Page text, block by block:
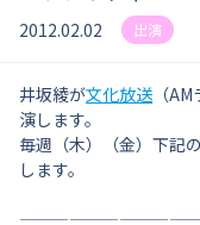
2012.02.02 出演
井坂綾が文化放送 （
演します。
毎週（木）（金）下記
します。